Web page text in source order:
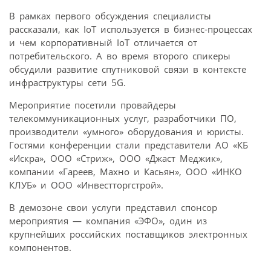
В рамках первого обсуждения специалисты
рассказали, как IoT используется в бизнес-процессах
и чем корпоративный IoT отличается от
потребительского. А во время второго спикеры
обсудили развитие спутниковой связи в контексте
инфраструктуры сети 5G.
Мероприятие посетили провайдеры
телекоммуникационных услуг, разработчики ПО,
производители «умного» оборудования и юристы.
Гостями конференции стали представители АО «КБ
«Искра», ООО «Стриж», ООО «Джаст Меджик»,
компании «Гареев, Махно и Касьян», ООО «ИНКО
КЛУБ» и ООО «Инвестторгстрой».
В демозоне свои услуги представил спонсор
мероприятия — компания «ЭФО», один из
крупнейших российских поставщиков электронных
компонентов.